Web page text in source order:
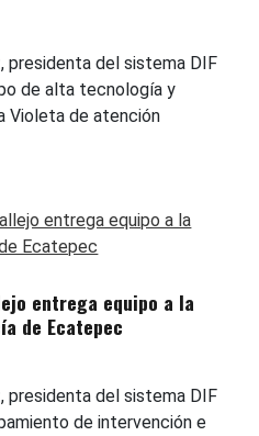
presidenta del sistema DIF
de alta tecnología y
Violeta de atención
entrega equipo a la
de Ecatepec
presidenta del sistema DIF
de intervención e